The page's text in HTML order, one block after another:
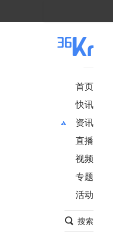
首页
快讯
资讯
推荐
财经
项目推荐
安徽
直播
视频
专题
活动
搜索